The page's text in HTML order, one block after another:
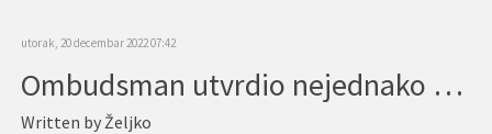
utorak, 20 decembar 2022 07:42
Ombudsman utvrdio nejednako postupanje u finansiranju: Država štedi na djeci s invaliditetom
Written by Željko